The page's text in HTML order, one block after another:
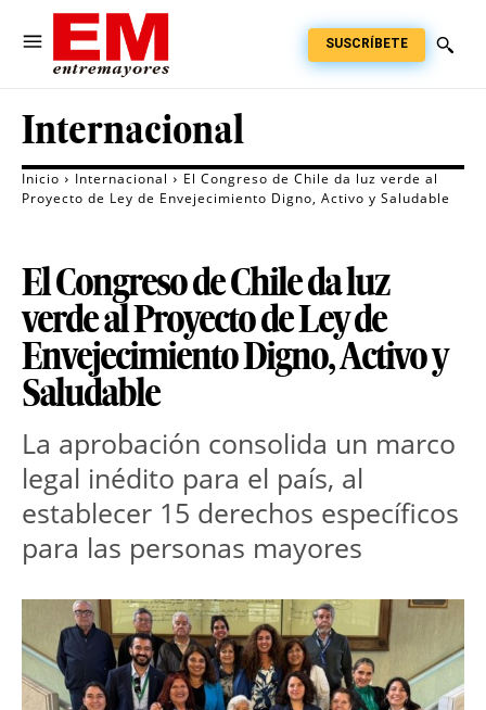
SUSCRÍBETE
Internacional
Inicio Internacional
El Congreso de Chile da luz verde al
Proyecto de Ley de Envejecimiento Digno, Activo y Saludable
El Congreso de Chile da luz
verde al Proyecto de Ley de
Envejecimiento Digno, Activo y
Saludable
La aprobación consolida un marco
legal inédito para el país, al
establecer 15 derechos específicos
para las personas mayores